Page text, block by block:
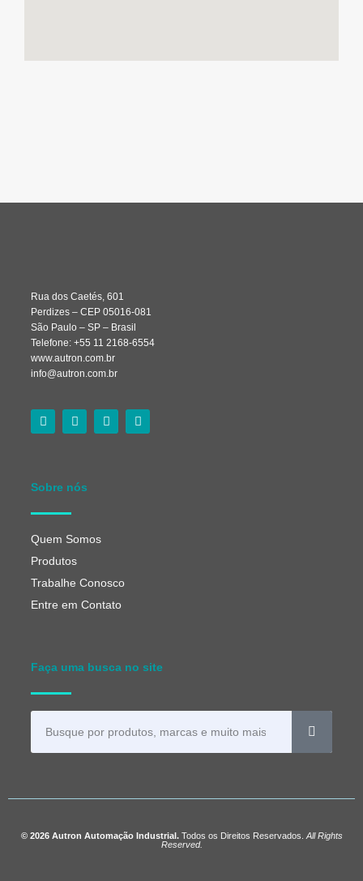
Rua dos Caetés, 601
Perdizes – CEP 05016-081
São Paulo – SP – Brasil
Telefone: +55 11 2168-6554
www.autron.com.br
info@autron.com.br
Sobre nós
Quem Somos
Produtos
Trabalhe Conosco
Entre em Contato
Faça uma busca no site
© 2026 Autron Automação Industrial.Todos os Direitos Reservados. All Rights
Reserved.